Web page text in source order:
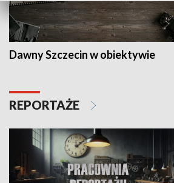
Dawny Szczecin w obiektywie
REPORTAŻE